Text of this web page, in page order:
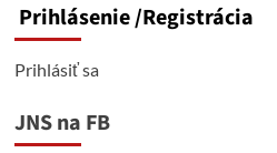
Prihlásenie/Registrácia
Prihlásiť sa
JNS na FB